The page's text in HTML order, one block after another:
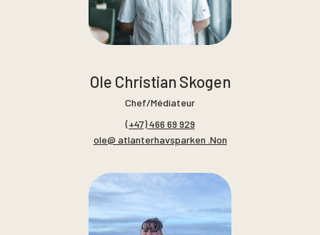
Ole Christian Skogen
Chef/Médiateur
(+47) 466 69 929
ole@ atlanterhavsparken .Non